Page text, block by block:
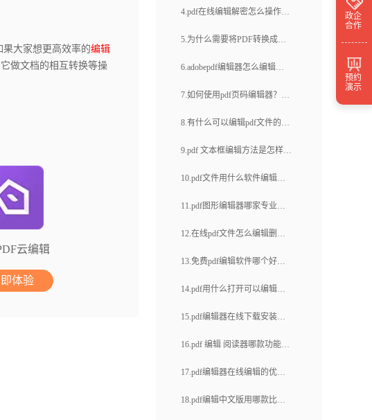
大家想更高效率的编辑
做文档的相互转换等操
云编辑
体验
如何在线编辑PDF(30)
pdf编辑如何搞定(26)
么？pdf编辑器一般都有哪些功
4.pdf在线编辑解密怎么操作？
如何编辑处理pdf文件？
5.为什么需要将PDF转换成可
编辑的文档？如何选择合适的
6.adobepdf编辑器怎么编辑
pdf？福昕云编辑有哪些主要功
7.如何使用pdf页码编辑器？有
哪些常用的pdf页码编辑器软
8.有什么可以编辑pdf文件的软
件？pdf文件如何修改文字内
9.pdf 文本框编辑方法是怎样
的？如何批量去掉pdf里面不要
10.pdf文件用什么软件编辑？
如何编辑pdf文字？
11.pdf图形编辑器哪家专业？
如何在PDF中绘制图形？
12.在线pdf文件怎么编辑删除
文字？删除文字功能介绍
13.免费pdf编辑软件哪个好
用？使用时有哪些注意事项？
14.pdf用什么打开可以编辑？
福昕云编辑如何编辑pdf？
15.pdf编辑器在线下载安装
吗？pdf文件怎样打马赛克？
16.pdf 编辑 阅读器哪款功能齐
全？PDF文件如何删除某个页
17.pdf编辑器在线编辑的优点
有哪些？有哪些小技巧？
18.pdf编辑中文版用哪款比较
政企
合作
预约
演示